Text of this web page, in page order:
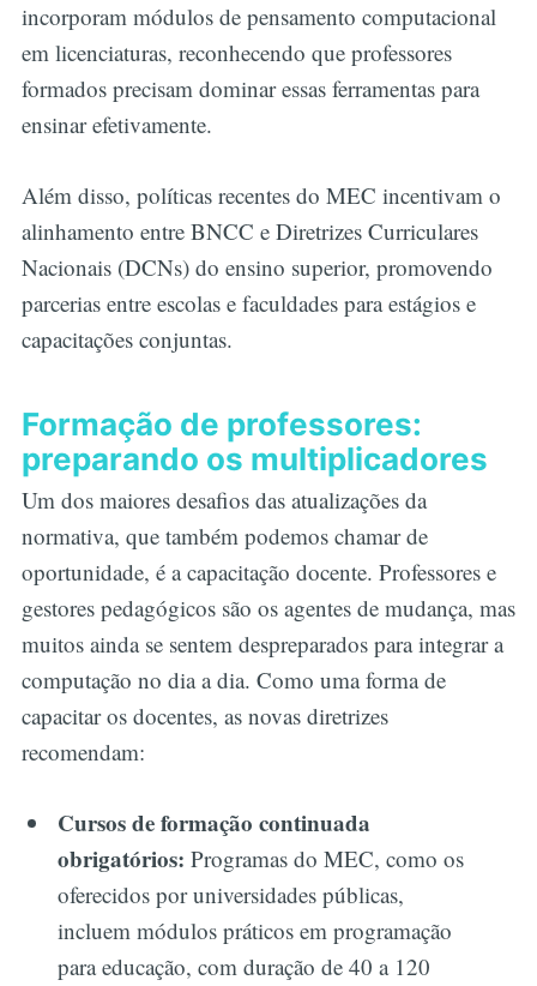
incorporam módulos de pensamento computacional
em licenciaturas, reconhecendo que professores
formados precisam dominar essas ferramentas para
ensinar efetivamente.
Além disso, políticas recentes do MEC incentivam o
alinhamento entre BNCC e Diretrizes Curriculares
Nacionais (DCNs) do ensino superior, promovendo
parcerias entre escolas e faculdades para estágios e
capacitações conjuntas.
Formação de professores:
preparando os multiplicadores
Um dos maiores desafios das atualizações da
normativa, que também podemos chamar de
oportunidade, é a capacitação docente. Professores e
gestores pedagógicos são os agentes de mudança, mas
muitos ainda se sentem despreparados para integrar a
computação no dia a dia. Como uma forma de
capacitar os docentes, as novas diretrizes
recomendam:
Cursos de formação continuada
obrigatórios: Programas do MEC, como os
oferecidos por universidades públicas,
incluem módulos práticos em programação
para educação, com duração de 40 a 120